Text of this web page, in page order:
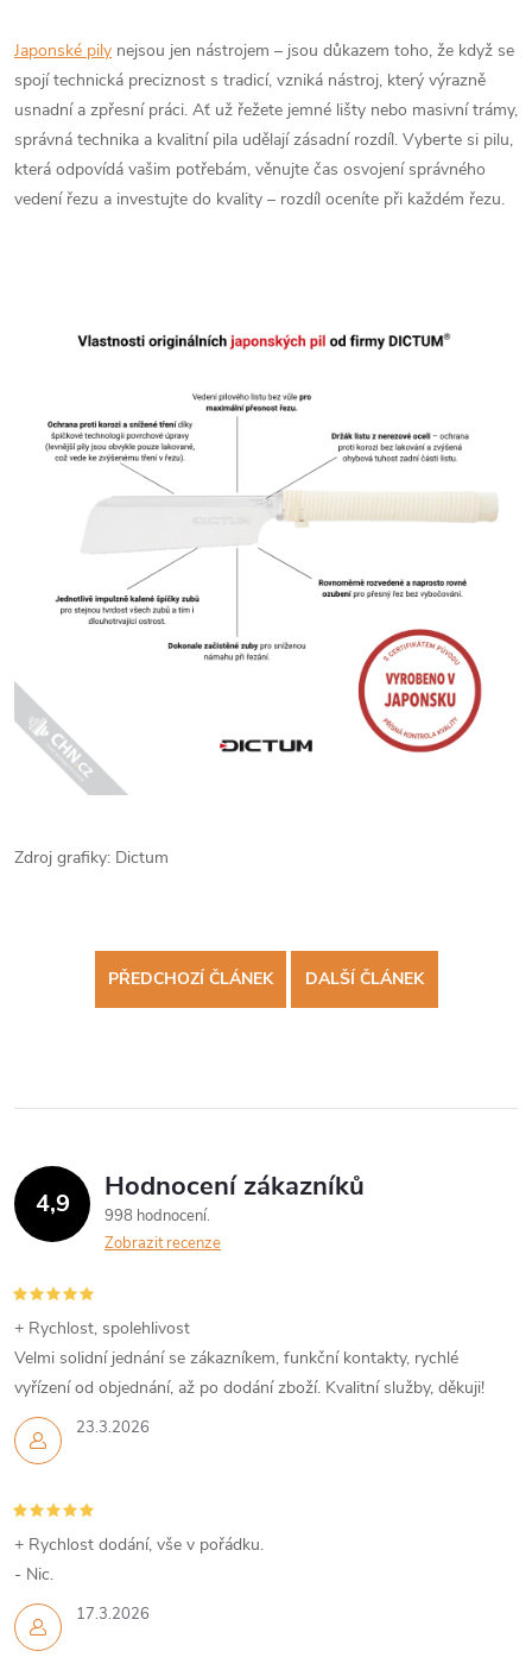
Japonské pily nejsou jen nástrojem – jsou důkazem toho, že když se
spojí technická preciznost s tradicí, vzniká nástroj, který výrazně
usnadní a zpřesní práci. Ať už řežete jemné lišty nebo masivní trámy,
správná technika a kvalitní pila udělají zásadní rozdíl. Vyberte si pilu,
která odpovídá vašim potřebám, věnujte čas osvojení správného
vedení řezu a investujte do kvality – rozdíl oceníte při každém řezu.
Zdroj grafiky: Dictum
PŘEDCHOZÍ ČLÁNEK DALŠÍ ČLÁNEK
4,9 Hodnocení zákazníků
998 hodnocení
Zobrazit recenze
23.3.2026
+ Rychlost, spolehlivost
Velmi solidní jednání se zákazníkem, funkční kontakty, rychlé
vyřízení od objednání, až po dodání zboží. Kvalitní služby, děkuji!
17.3.2026
+ Rychlost dodání, vše v pořádku.
- Nic.